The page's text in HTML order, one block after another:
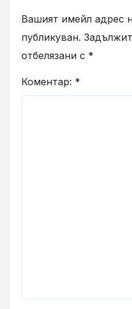
Вашият имейл адрес
публикуван.
отбелязани с *
Коментар: *